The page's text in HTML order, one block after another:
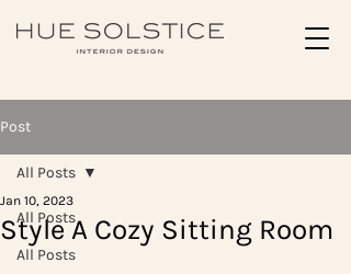
Post
All Posts
All Posts
All Posts
Style A Cozy Sitting Room
Jan 10, 2023